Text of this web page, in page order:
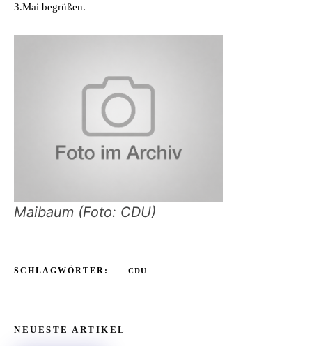
3.Mai begrüßen.
Maibaum (Foto: CDU)
SCHLAGWÖRTER: CDU
NEUESTE ARTIKEL